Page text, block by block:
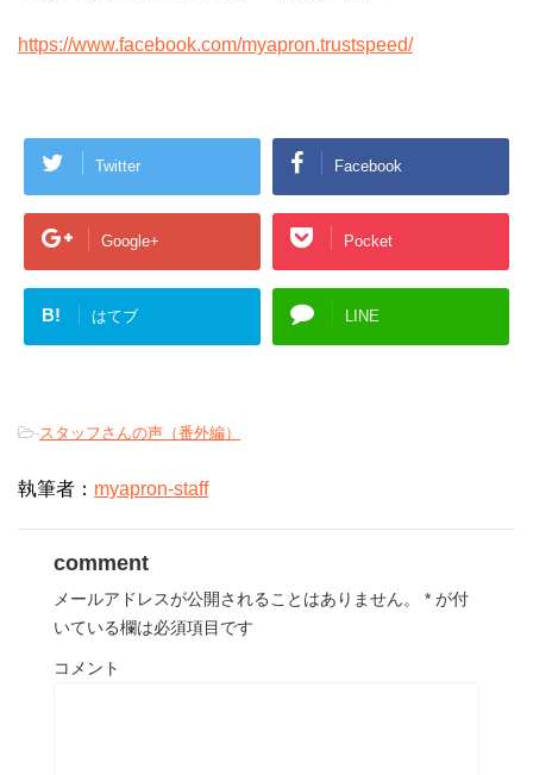
https://www.facebook.com/myapron.trustspeed/
Twitter Facebook
Google+ Pocket
B! はてブ LINE
-スタッフさんの声（番外編）
執筆者： myapron-staff
comment
メールアドレスが公開されることはありません。 * が付
いている欄は必須項目です
コメント